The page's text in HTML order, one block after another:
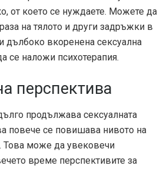
от което се нуждаете. Можете да
на тялото и други задръжки в
дълбоко вкоренена сексуална
се наложи психотерапия.
перспектива
продължава сексуалната
повече се повишава нивото на
Това може да увековечи
време перспективите за